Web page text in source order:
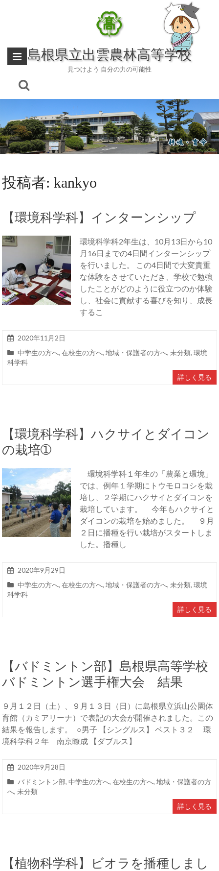
島根県立出雲農林高等学校
見つけよう 自分の力の可能性
投稿者:kankyo
【環境科学科】インターンシップ
環境科学科2年生は、10月13日から10
月16日までの4日間インターンシップ
を行いました。 この4日間で大変貴重
な体験をさせていただき、学校で勉強
したことがどのように役立つのか体験
し、社会に貢献する喜びを知り、成長
するこ
2020年11月2日
中学生の方へ,在校生の方へ,地域・保護者の方へ, 未分類,環境
科学科
詳しく見る
【環境科学科】ハクサイとダイコン
の栽培➀
環境科学科１年生の「農業と環境」
では、例年１学期にトウモロコシを栽
培し、２学期にハクサイとダイコンを
栽培しています。 今年もハクサイと
ダイコンの栽培を始めました。 ９月
２日に播種を行い栽培がスタートしま
した。播種し
2020年9月29日
中学生の方へ,在校生の方へ,地域・保護者の方へ, 未分類,環境
科学科
詳しく見る
【バドミントン部】島根県高等学校
バドミントン選手権大会 結果
９月１２日（土）、９月１３日（日）に島根県立浜山公園体
育館（カミアリーナ）で表記の大会が開催されました。この
結果を報告します。 ○男子 【シングルス】 ベスト３２ 環
境科学科２年 南京瞭成 【ダブルス】
2020年9月28日
バドミントン部,中学生の方へ,在校生の方へ,地域・保護者の方
へ, 未分類
詳しく見る
【植物科学科】ビオラを播種しまし